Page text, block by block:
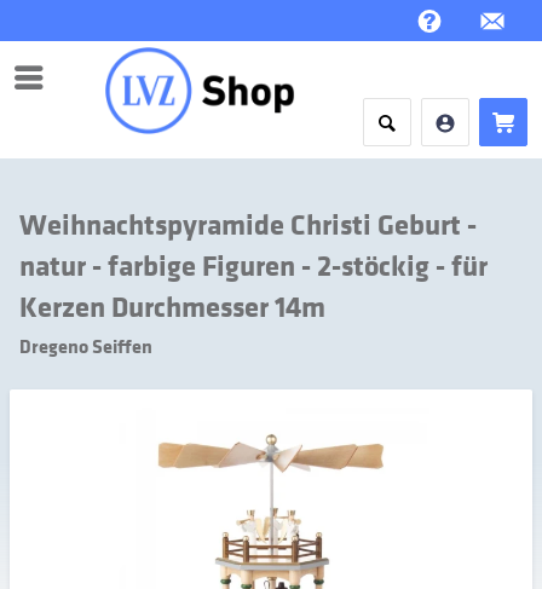
Menü
Weihnachtspyramide Christi Geburt -
natur - farbige Figuren - 2-stöckig - für
Kerzen Durchmesser 14m
Dregeno Seiffen